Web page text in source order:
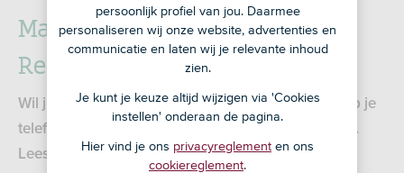
Maak slim gebruik van de
RegioBank app
Wil jij je bankzaken veilig en eenvoudig regelen op je
telefoon of tablet? Gebruik dan de RegioBank app.
Lees hieronder hoe je dit veilig kunt doen.
persoonlijk profiel van jou. Daarmee
personaliseren wij onze website, advertenties en
communicatie en laten wij je relevante inhoud
zien.
Je kunt je keuze altijd wijzigen via 'Cookies
instellen' onderaan de pagina.
Hier vind je ons privacyreglement en ons
cookiereglement.